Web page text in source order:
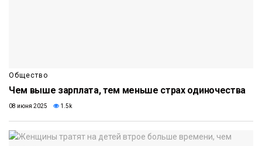
Общество
Чем выше зарплата, тем меньше страх одиночества
08 июня 2025 1.5k